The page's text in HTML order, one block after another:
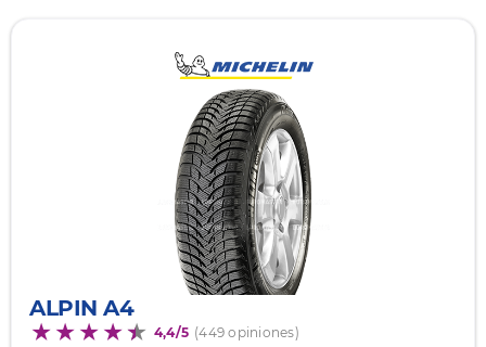
ALPIN A4
4,4/5 (449 opiniones)